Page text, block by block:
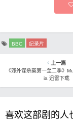
BBC 纪录片
上一篇
《郊外谋杀案第一至二季》
ia 迅雷下载
喜欢这部剧的人